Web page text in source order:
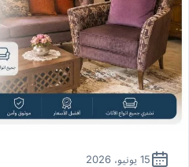
15 يونيو، 2026